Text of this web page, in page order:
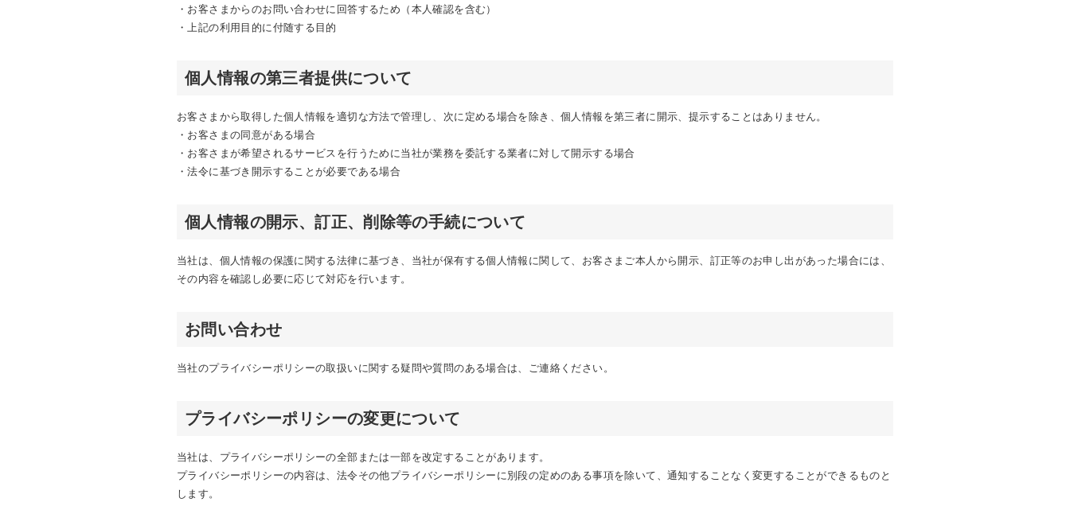
・お客さまからのお問い合わせに回答するため（本人確認を含む）
・上記の利用目的に付随する目的
個人情報の第三者提供について
お客さまから取得した個人情報を適切な方法で管理し、次に定める場合を除き、個人情報を第三者に開示、提示することはありません。
・お客さまの同意がある場合
・お客さまが希望されるサービスを行うために当社が業務を委託する業者に対して開示する場合
・法令に基づき開示することが必要である場合
個人情報の開示、訂正、削除等の手続について
当社は、個人情報の保護に関する法律に基づき、当社が保有する個人情報に関して、お客さまご本人から開示、訂正等のお申し出があった場合には、
その内容を確認し必要に応じて対応を行います。
お問い合わせ
当社のプライバシーポリシーの取扱いに関する疑問や質問のある場合は、ご連絡ください。
プライバシーポリシーの変更について
当社は、プライバシーポリシーの全部または一部を改定することがあります。
プライバシーポリシーの内容は、法令その他プライバシーポリシーに別段の定めのある事項を除いて、通知することなく変更することができるものと
します。